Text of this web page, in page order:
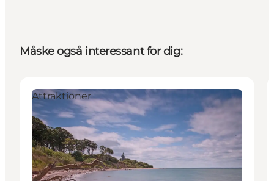
Måske også interessant for dig:
Attraktioner